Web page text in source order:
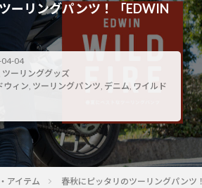
ーリングパンツ！「EDWIN
04
ツーリンググッズ
ウィン, ツーリングパンツ, デニム, ワイルド
アイテム 春秋にピッタリのツーリングパンツ